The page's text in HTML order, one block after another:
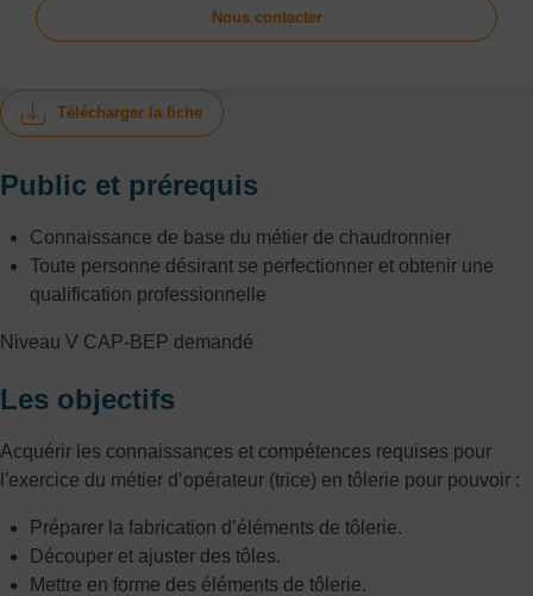
Télécharger la fiche
Public et prérequis
Connaissance de base du métier de chaudronnier
Toute personne désirant se perfectionner et obtenir une
qualification professionnelle
Niveau V CAP-BEP demandé
Les objectifs
Acquérir les connaissances et compétences requises pour
l'exercice du métier d’opérateur (trice) en tôlerie pour pouvoir :
Préparer la fabrication d’éléments de tôlerie.
Découper et ajuster des tôles.
Mettre en forme des éléments de tôlerie.
Nous contacter